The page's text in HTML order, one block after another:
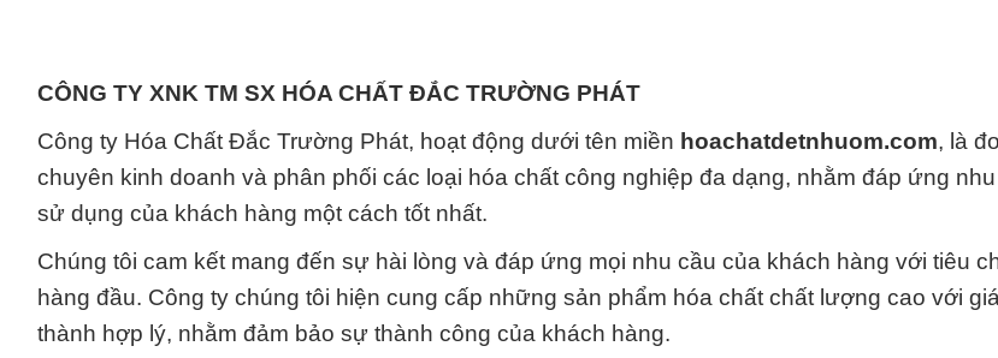
CÔNG TY XNK TM SX HÓA CHẤT ĐẮC TRƯỜNG PHÁT
Công ty Hóa Chất Đắc Trường Phát, hoạt động dưới tên miền hoachatdetnhuom.com, là
chuyên kinh doanh và phân phối các loại hóa chất công nghiệp đa dạng, nhằm đáp ứng
sử dụng của khách hàng một cách tốt nhất.
Chúng tôi cam kết mang đến sự hài lòng và đáp ứng mọi nhu cầu của khách hàng với tiêu
hàng đầu. Công ty chúng tôi hiện cung cấp những sản phẩm hóa chất chất lượng cao với giá
thành hợp lý, nhằm đảm bảo sự thành công của khách hàng.